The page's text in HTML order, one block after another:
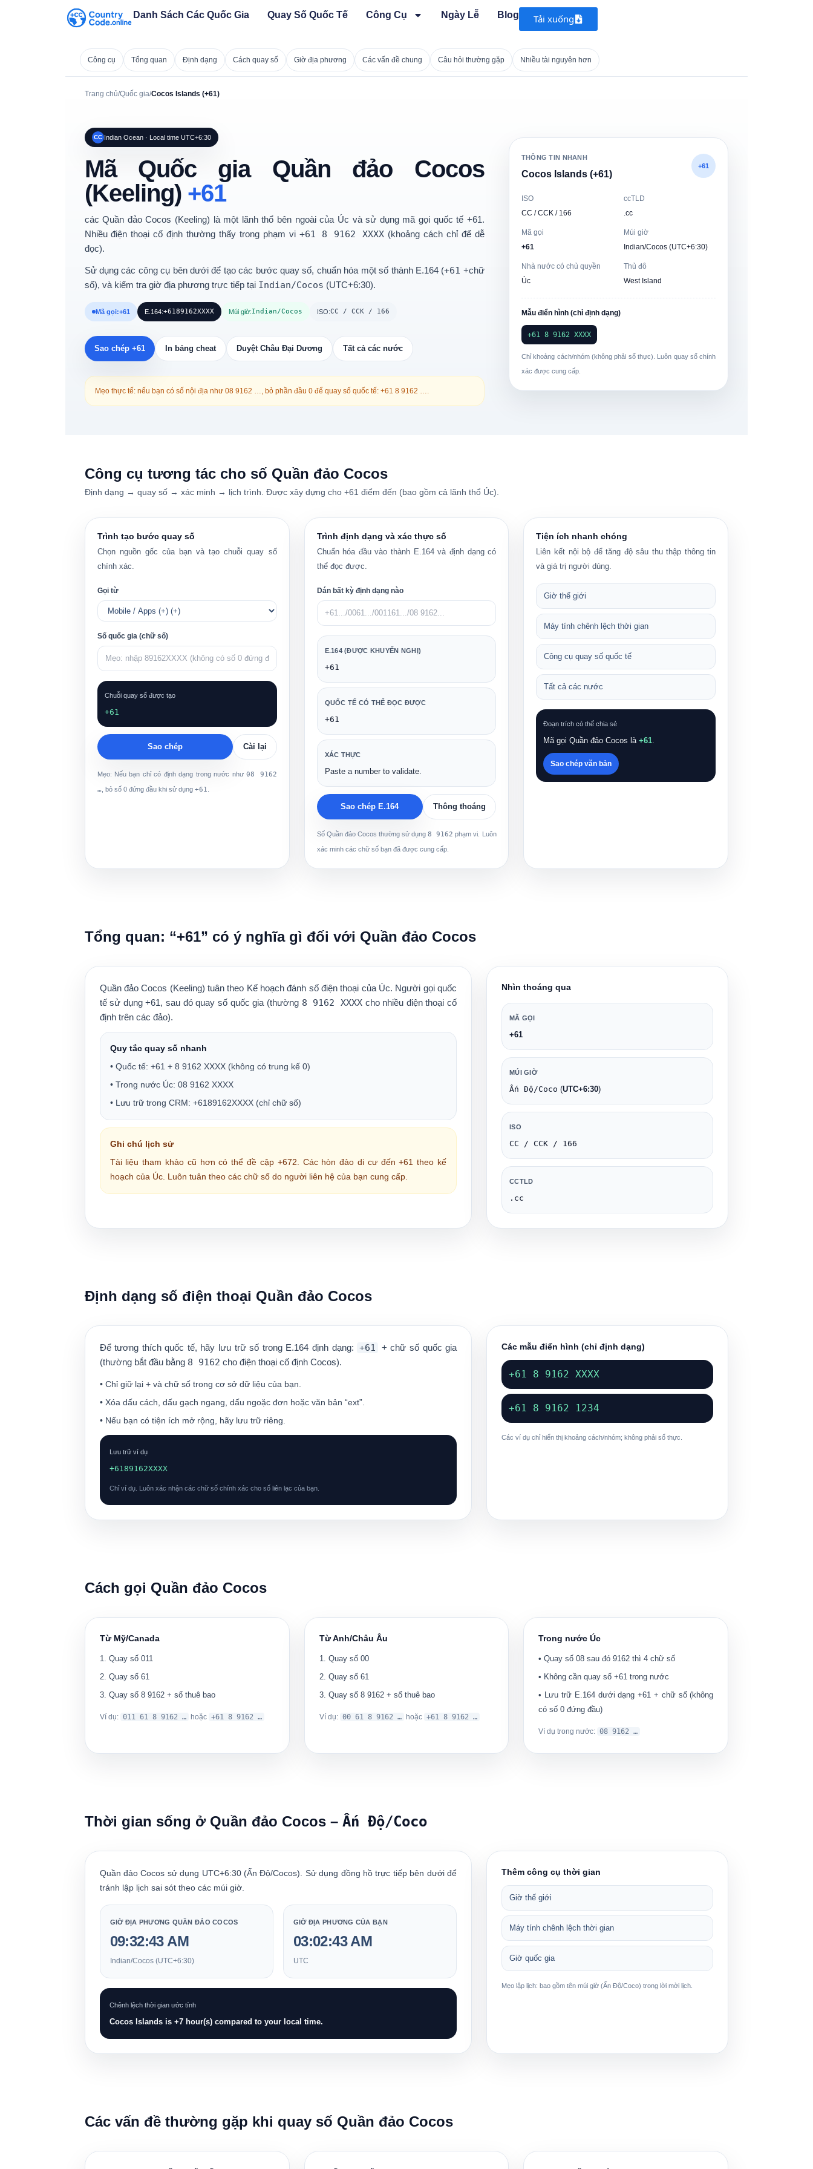
Danh Sách Các Quốc Gia Quay Số Quốc Tế Công Cụ Ngày Lễ Blog Tải xuống
Công cụ Tổng quan Định dạng Cách quay số Giờ địa phương Các vấn đề chung Câu hỏi thường gặp Nhiều tài nguyên hơn
Trang chủ/Quốc gia/Cocos Islands (+61)
CC Indian Ocean · Local time UTC+6:30
Mã Quốc gia Quần đảo Cocos
(Keeling) +61
cácQuần đảo Cocos (Keeling) là một lãnh thổ bên ngoài của Úc và sử dụng mã gọi quốc tế +61.
Nhiều điện thoại cố định thường thấy trong phạm vi +61 8 9162 XXXX (khoảng cách chỉ để dễ
đọc).
Sử dụng các công cụ bên dưới để tạo các bước quay số, chuẩn hóa một số thành E.164(+61 +chữ
số), và kiểm tra giờ địa phương trực tiếp tại Indian/Cocos (UTC+6:30).
Mã gọi:+61 E.164:+6189162XXXX Múi giờ:Indian/Cocos ISO:CC / CCK / 166
Sao chép +61 In bảng cheat Duyệt Châu Đại Dương Tất cả các nước
Mẹo thực tế: nếu bạn có số nội địa như 08 9162 …, bỏ phần đầu 0để quay số quốc tế: +61 8 9162 ….
THÔNG TIN NHANH
Cocos Islands (+61)
+61
ISO
CC / CCK / 166
ccTLD
.cc
Mã gọi
+61
Múi giờ
Indian/Cocos (UTC+6:30)
Nhà nước có chủ quyền
Úc
Thủ đô
West Island
Mẫu điển hình (chỉ định dạng)
+61 8 9162 XXXX
Chỉ khoảng cách/nhóm (không phải số thực). Luôn quay số chính
xác được cung cấp.
Công cụ tương tác cho số Quần đảo Cocos
Định dạng → quay số → xác minh → lịch trình. Được xây dựng cho +61 điểm đến (bao gồm cả lãnh thổ Úc).
Trình tạo bước quay số
Chọn nguồn gốc của bạn và tạo chuỗi quay số
chính xác.
Gọi từ
Số quốc gia (chữ số)
Chuỗi quay số được tạo
+61
Sao chép Cài lại
Mẹo: Nếu bạn chỉ có định dạng trong nước như08 9162
…, bỏ số 0 đứng đầu khi sử dụng +61
Trình định dạng và xác thực số
Chuẩn hóa đầu vào thành E.164 và định dạng có
thể đọc được.
Dán bất kỳ định dạng nào
E.164 (ĐƯỢC KHUYẾN NGHỊ)
+61
QUỐC TẾ CÓ THỂ ĐỌC ĐƯỢC
+61
XÁC THỰC
Paste a number to validate.
Sao chép E.164 Thông thoáng
Số Quần đảo Cocos thường sử dụng8 9162 phạm vi. Luôn
xác minh các chữ số bạn đã được cung cấp.
Tiện ích nhanh chóng
Liên kết nội bộ để tăng độ sâu thu thập thông tin
và giá trị người dùng.
Giờ thế giới
Máy tính chênh lệch thời gian
Công cụ quay số quốc tế
Tất cả các nước
Đoạn trích có thể chia sẻ
Mã gọi Quần đảo Cocos là+61.
Sao chép văn bản
Tổng quan: “+61” có ý nghĩa gì đối với Quần đảo Cocos
Quần đảo Cocos (Keeling) tuân theo Kế hoạch đánh số điện thoại của Úc. Người gọi quốc
tế sử dụng+61, sau đó quay số quốc gia (thường 8 9162 XXXXcho nhiều điện thoại cố
định trên các đảo).
Quy tắc quay số nhanh
• Quốc tế: +61 + 8 9162 XXXX(không có trung kế 0)
• Trong nước Úc: 08 9162 XXXX
• Lưu trữ trong CRM: +6189162XXXX(chỉ chữ số)
Ghi chú lịch sử
Tài liệu tham khảo cũ hơn có thể đề cập +672 . Các hòn đảo di cư đến+61 theo kế
hoạch của Úc. Luôn tuân theo các chữ số do người liên hệ của bạn cung cấp.
Nhìn thoáng qua
MÃ GỌI
+61
MÚI GIỜ
Ấn Độ/Coco (UTC+6:30)
ISO
CC / CCK / 166
CCTLD
.cc
Định dạng số điện thoại Quần đảo Cocos
Để tương thích quốc tế, hãy lưu trữ số trong E.164 định dạng: +61
+ chữ số quốc gia
(thường bắt đầu bằng 8 9162 cho điện thoại cố định Cocos).
• Chỉ giữ lại +và chữ số trong cơ sở dữ liệu của bạn.
• Xóa dấu cách, dấu gạch ngang, dấu ngoặc đơn hoặc văn bản “ext”.
• Nếu bạn có tiện ích mở rộng, hãy lưu trữ riêng.
Lưu trữ ví dụ
+6189162XXXX
Chỉ ví dụ. Luôn xác nhận các chữ số chính xác cho số liên lạc của bạn.
Các mẫu điển hình (chỉ định dạng)
+61 8 9162 XXXX
+61 8 9162 1234
Các ví dụ chỉ hiển thị khoảng cách/nhóm; không phải số thực.
Cách gọi Quần đảo Cocos
Từ Mỹ/Canada
Quay số 011
Quay số 61
Quay số 8 9162+ số thuê bao
Ví dụ: 011 61 8 9162 … hoặc +61 8 9162 …
Từ Anh/Châu Âu
Quay số 00
Quay số 61
Quay số 8 9162+ số thuê bao
Ví dụ: 00 61 8 9162 … hoặc +61 8 9162 …
Trong nước Úc
• Quay số08 sau đó9162 thì 4 chữ số
• Không cần quay số +61 trong nước
• Lưu trữ E.164 dưới dạng+61 + chữ số (không
có số 0 đứng đầu)
Ví dụ trong nước: 08 9162 …
Thời gian sống ở Quần đảo Cocos – Ấn Độ/Coco
Quần đảo Cocos sử dụng UTC+6:30(Ấn Độ/Cocos). Sử dụng đồng hồ trực tiếp bên dưới để
tránh lập lịch sai sót theo các múi giờ.
GIỜ ĐỊA PHƯƠNG QUẦN ĐẢO COCOS
09:32:44 AM
Indian/Cocos (UTC+6:30)
GIỜ ĐỊA PHƯƠNG CỦA BẠN
03:02:44 AM
UTC
Chênh lệch thời gian ước tính
Cocos Islands is +7 hour(s) compared to your local time.
Thêm công cụ thời gian
Giờ thế giới
Máy tính chênh lệch thời gian
Giờ quốc gia
Mẹo lập lịch: bao gồm tên múi giờ (Ấn Độ/Coco) trong lời mời lịch.
Các vấn đề thường gặp khi quay số Quần đảo Cocos